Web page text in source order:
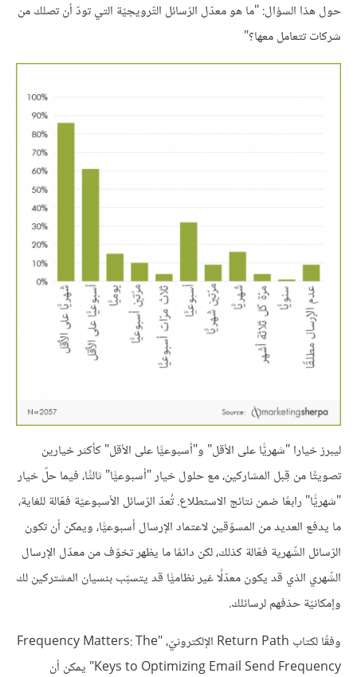
حول هذا السؤال: "ما هو معدّل الرّسائل التّرويجيّة التي تودّ أن تصلك من
شركات تتعامل معها؟"
ليبرز خيارا "شهريًّا على الأقل" و"أسبوعيًّا على الأقل" كأكثر خيارين
تصويتًا من قِبل المشاركين، مع حلول خيار "أسبوعيًّا" ثالثًا، فيما حلّ خيار
"شهريًّا" رابعًا ضمن نتائج الاستطلاع. تُعدّ الرّسائل الأسبوعيّة فعّالة للغاية،
ما يدفع العديد من المسوّقين لاعتماد الإرسال أسبوعيًّا، ويمكن أن تكون
الرّسائل الشّهرية فعّالة كذلك، لكن دائمًا ما يظهر تخوّف من معدّل الإرسال
الشّهري الذي قد يكون معدّلًا غير نظاميًّا قد يتسبّب بنسيان المشتركين لك
وإمكانيّة حذفهم لرسائلك.
وفقًا لكتاب Return Path الإلكترونيّ، "Frequency Matters: The
Keys to Optimizing Email Send Frequency" يمكن أن